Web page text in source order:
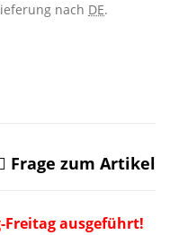
nach DE.
Frage zum Artikel
ausgeführt!